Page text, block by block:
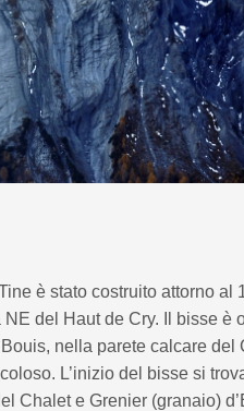
è stato costruito attorno al
del Haut de Cry. Il bisse è
nella parete calcare del
L’inizio del bisse si
Chalet e Grenier (granaio)